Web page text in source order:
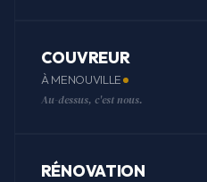
COUVREUR
À MENOUVILLE
Au-dessus, c'est nous.
RÉNOVATION